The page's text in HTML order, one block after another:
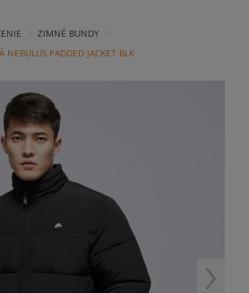
ZIMNÉ BUNDY
NEBULUS PADDED JACKET BLK